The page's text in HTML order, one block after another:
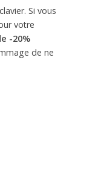
Si vous
votre
-20%
de ne